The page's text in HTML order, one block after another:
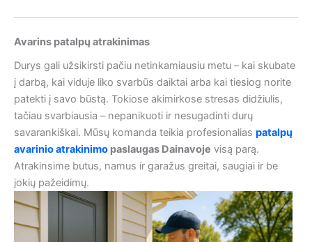
Avarins patalpų atrakinimas
Durys gali užsikirsti pačiu netinkamiausiu metu – kai skubate
į darbą, kai viduje liko svarbūs daiktai arba kai tiesiog norite
patekti į savo būstą. Tokiose akimirkose stresas didžiulis,
tačiau svarbiausia – nepanikuoti ir nesugadinti durų
savarankiškai. Mūsų komanda teikia profesionalias patalpų
avarinio atrakinimo paslaugas Dainavoje visą parą.
Atrakinsime butus, namus ir garažus greitai, saugiai ir be
jokių pažeidimų.